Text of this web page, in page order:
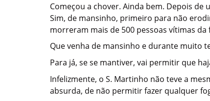
Começou a chover. Ainda bem. Depois
Sim, de mansinho, primeiro para não
morreram mais de 500 pessoas vítimas da
Que venha de mansinho e durante muito
Para já, se se mantiver, vai permitir que
Infelizmente, o S. Martinho não teve a
absurda, de não permitir fazer qualquer